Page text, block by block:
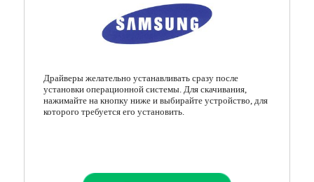
Менеджеры загрузок
Организация файлов
Офисные программы
Работа с CD/DVD
Драйверы желательно устанавливать сразу после
установки операционной системы. Для скачивания,
нажимайте на кнопку ниже и выбирайте устройство, для
которого требуется его установить.